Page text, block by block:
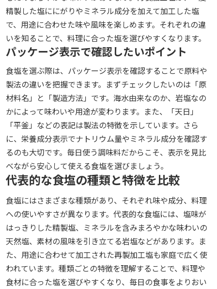
精製した塩ににがりやミネラル成分を加えて加工した塩
で、用途に合わせた味や風味を楽しめます。それぞれの違
いを知ることで、料理に合った塩を選びやすくなります。
パッケージ表示で確認したいポイント
食塩を選ぶ際は、パッケージ表示を確認することで原料や
製法の違いを把握できます。まずチェックしたいのは「原
材料名」と「製造方法」です。海水由来なのか、岩塩なの
かによって味わいや用途が変わります。また、「天日」
「平釜」などの表記は製法の特徴を示しています。さら
に、栄養成分表示でナトリウム量やミネラル成分を確認す
るのも大切です。毎日使う調味料だからこそ、表示を見比
べながら安心して使える食塩を選びましょう。
代表的な食塩の種類と特徴を比較
食塩にはさまざまな種類があり、それぞれ味や成分、料理
への使いやすさが異なります。代表的な食塩には、塩味が
はっきりした精製塩、ミネラルを含みまろやかな味わいの
天然塩、素材の風味を引き立てる岩塩などがあります。ま
た、用途に合わせて加工された再製加工塩も家庭で広く使
われています。種類ごとの特徴を理解することで、料理や
食材に合った塩を選びやすくなり、毎日の食事をよりおい